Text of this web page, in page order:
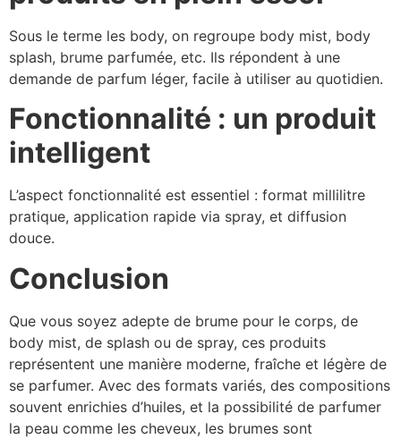
Sous le terme les body, on regroupe body mist, body
splash, brume parfumée, etc. Ils répondent à une
demande de parfum léger, facile à utiliser au quotidien.
Fonctionnalité : un produit
intelligent
L’aspect fonctionnalité est essentiel : format millilitre
pratique, application rapide via spray, et diffusion
douce.
Conclusion
Que vous soyez adepte de brume pour le corps, de
body mist, de splash ou de spray, ces produits
représentent une manière moderne, fraîche et légère de
se parfumer. Avec des formats variés, des compositions
souvent enrichies d’huiles, et la possibilité de parfumer
la peau comme les cheveux, les brumes sont